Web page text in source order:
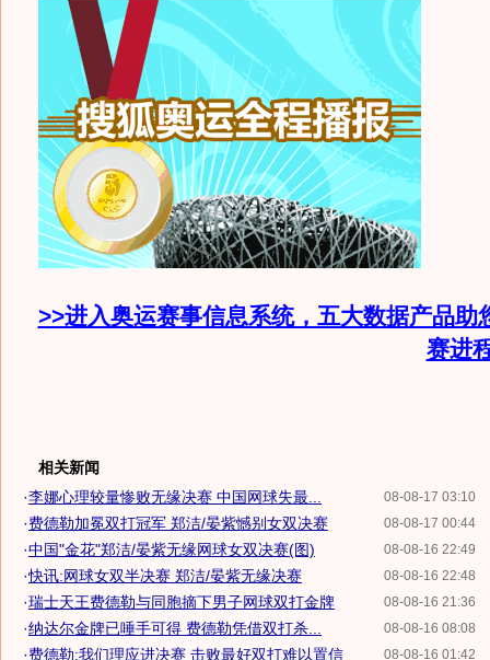
>>进入奥运赛事信息系统，五大数据产品助
赛进
相关新闻
08-08-17 03:10
·李娜心理较量惨败无缘决赛 中国网球失最...
08-08-17 00:44
·费德勒加冕双打冠军 郑洁/晏紫憾别女双决赛
08-08-16 22:49
·中国"金花"郑洁/晏紫无缘网球女双决赛(图)
08-08-16 22:48
·快讯:网球女双半决赛 郑洁/晏紫无缘决赛
08-08-16 21:36
·瑞士天王费德勒与同胞摘下男子网球双打金牌
08-08-16 08:08
·纳达尔金牌已唾手可得 费德勒凭借双打杀...
08-08-16 01:42
·费德勒:我们理应进决赛 击败最好双打难以置信